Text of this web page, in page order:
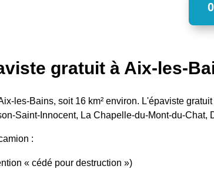
gratuit à Aix-les-
les-Bains, soit 16 km² environ. L'épaviste
Saint-Innocent, La Chapelle-du-Mont-du-Chat,
:
« cédé pour destruction »)